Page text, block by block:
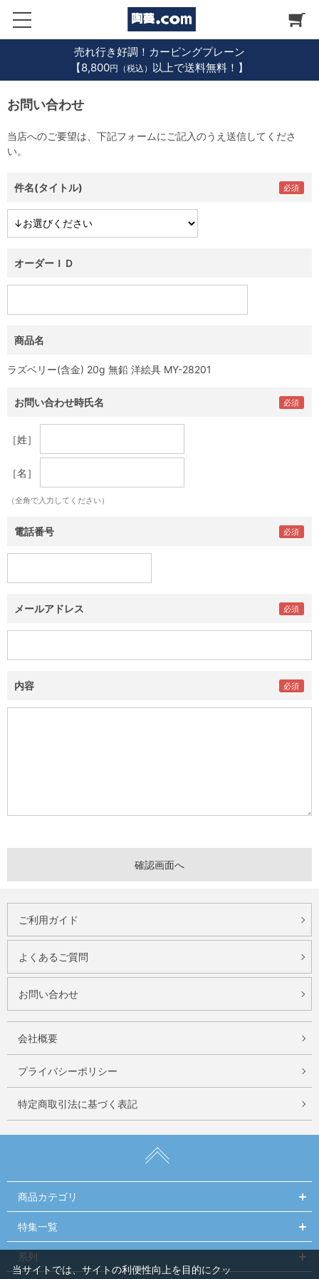
売れ行き好調！カービングプレーン
【8,800円（税込） 以上で送料無料！】
お問い合わせ
当店へのご要望は、下記フォームにご記入のうえ送信してくださ
い。
件名(タイトル)
オーダーＩＤ
商品名
ラズベリー(含金) 20g 無鉛 洋絵具 MY-28201
お問い合わせ時氏名
［姓］
［名］
（全角で入力してください）
電話番号
メールアドレス
内容
ご利用ガイド
よくあるご質問
お問い合わせ
会社概要
プライバシーポリシー
特定商取引法に基づく表記
商品カテゴリ
特集一覧
系列
当サイトでは、サイトの利便性向上を目的にクッ